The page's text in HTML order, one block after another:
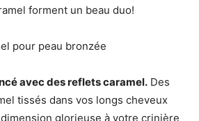
forment un beau duo!
avec des reflets caramel. Des
tissés dans vos longs cheveux
glorieuse à votre crinière